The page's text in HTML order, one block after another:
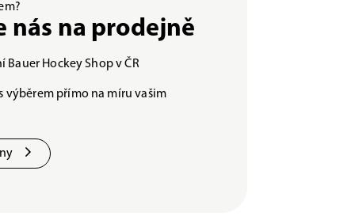
nás na prodejně
Bauer Hockey Shop v ČR
výběrem přímo na míru vašim